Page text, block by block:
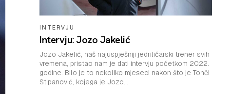
INTERVJU
Intervju: Jozo Jakelić
Jozo Jakelić, naš najuspješniji jedriličarski trener svih
vremena, pristao nam je dati intervju početkom 2022.
godine. Bilo je to nekoliko mjeseci nakon što je Tonči
Stipanović, kojega je Jozo...